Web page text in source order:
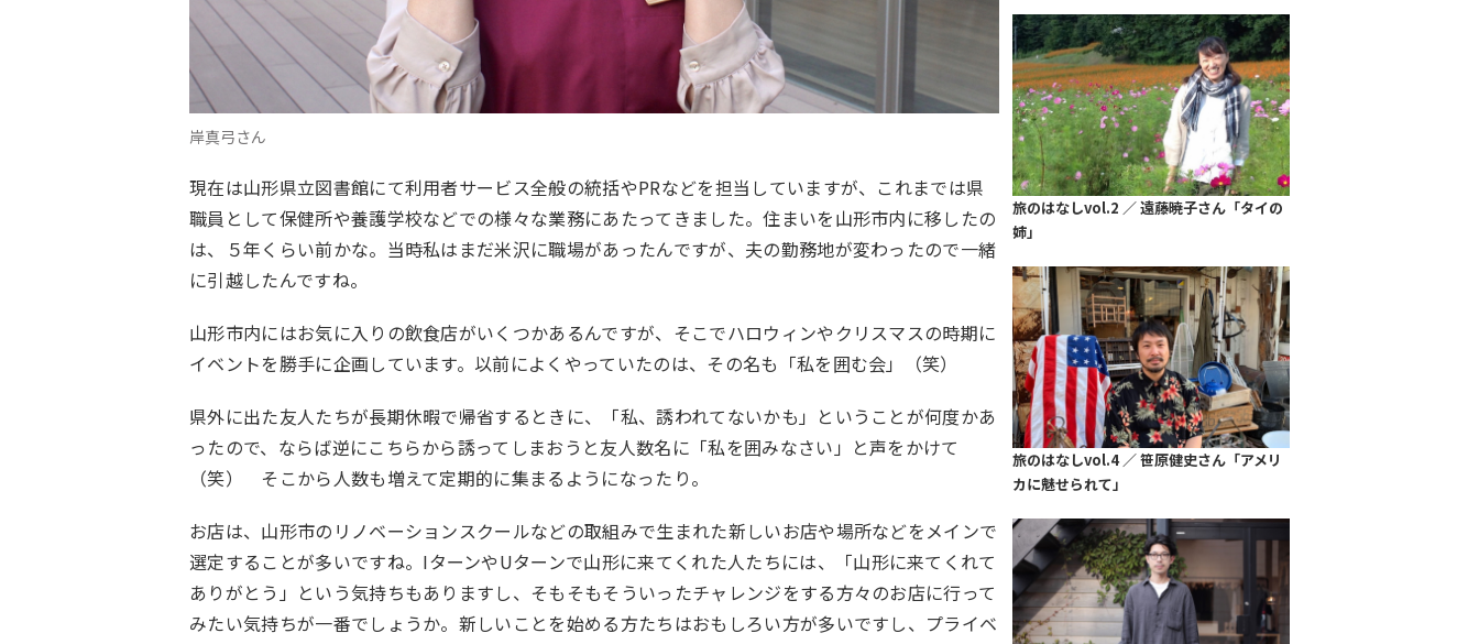
岸真弓さん
現在は山形県立図書館にて利用者サービス全般の統括やPRなどを担当していますが、これまでは県
職員として保健所や養護学校などでの様々な業務にあたってきました。住まいを山形市内に移したの
は、５年くらい前かな。当時私はまだ米沢に職場があったんですが、夫の勤務地が変わったので一緒
に引越したんですね。
山形市内にはお気に入りの飲食店がいくつかあるんですが、そこでハロウィンやクリスマスの時期に
イベントを勝手に企画しています。以前によくやっていたのは、その名も「私を囲む会」（笑）
県外に出た友人たちが長期休暇で帰省するときに、「私、誘われてないかも」ということが何度かあ
ったので、ならば逆にこちらから誘ってしまおうと友人数名に「私を囲みなさい」と声をかけて
（笑） そこから人数も増えて定期的に集まるようになったり。
お店は、山形市のリノベーションスクールなどの取組みで生まれた新しいお店や場所などをメインで
選定することが多いですね。 IターンやUターンで山形に来てくれた人たちには、「山形に来てくれて
ありがとう」という気持ちもありますし、そもそもそういったチャレンジをする方々のお店に行って
みたい気持ちが一番でしょうか。新しいことを始める方たちはおもしろい方が多いですし、プライベ
旅のはなしvol.2 ／ 遠藤暁子さん「タイの
姉」
旅のはなしvol.4 ／ 笹原健史さん「アメリ
カに魅せられて」